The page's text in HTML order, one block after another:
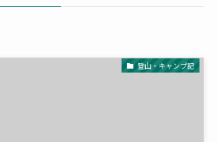
登山・キャンプ記